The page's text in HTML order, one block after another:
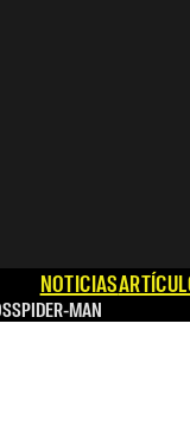
NOTICIAS
SPIDER-MAN